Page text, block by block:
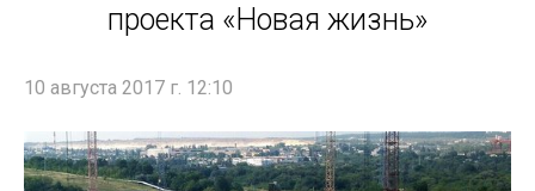
проекта «Новая жизнь»
10 августа 2017 г. 12:10